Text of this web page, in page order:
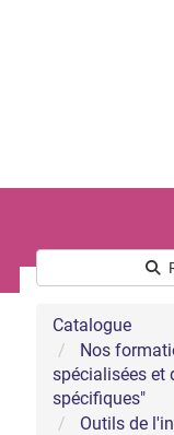
Catalogue
Nos
spécialisées et
spécifiques"
Outils de
Le développement